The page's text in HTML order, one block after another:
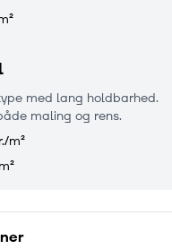
med lang holdbarhed.
maling og rens.
/m²